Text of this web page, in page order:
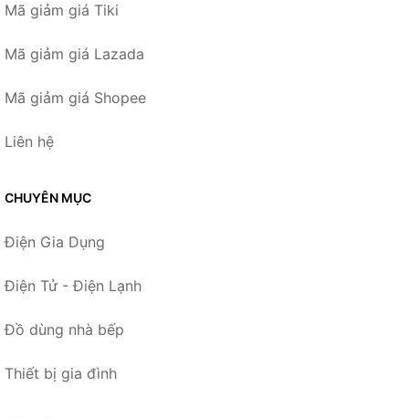
Mã giảm giá Tiki
Mã giảm giá Lazada
Mã giảm giá Shopee
Liên hệ
CHUYÊN MỤC
Điện Gia Dụng
Điện Tử - Điện Lạnh
Đồ dùng nhà bếp
Thiết bị gia đình